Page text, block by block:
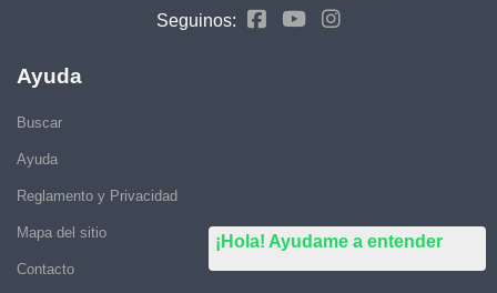
¡Hola! Ayudame a entender
Seguinos:
Ayuda
Buscar
Ayuda
Reglamento y Privacidad
Mapa del sitio
Contacto